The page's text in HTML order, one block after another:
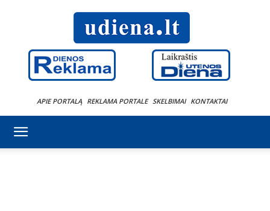
APIE PORTALĄ REKLAMA PORTALE SKELBIMAI KONTAKTAI